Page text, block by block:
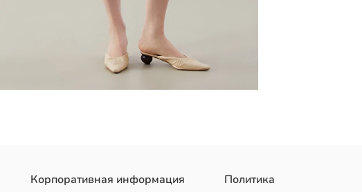
Корпоративная информация Политика